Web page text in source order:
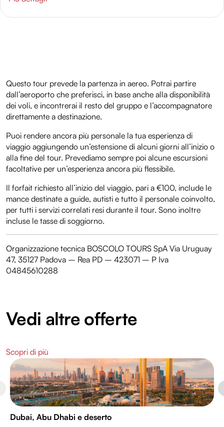
Questo tour prevede la partenza in aereo. Potrai partire
dall’aeroporto che preferisci, in base anche alla disponibilità
dei voli, e incontrerai il resto del gruppo e l’accompagnatore
direttamente a destinazione.
Puoi rendere ancora più personale la tua esperienza di
viaggio aggiungendo un’estensione di alcuni giorni all’inizio o
alla fine del tour. Prevediamo sempre poi alcune escursioni
facoltative per un’esperienza ancora più flessibile.
Il forfait richiesto all’inizio del viaggio, pari a €100, include le
mance destinate a guide, autisti e tutto il personale coinvolto,
per tutti i servizi correlati resi durante il tour. Sono inoltre
incluse le tasse di soggiorno.
Organizzazione tecnica BOSCOLO TOURS SpA Via Uruguay
47, 35127 Padova – Rea PD – 423071 – P Iva
04845610288
Vedi altre offerte
Scopri di più
Dubai, Abu Dhabi e deserto